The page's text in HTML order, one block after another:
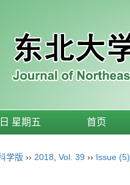
星期五 首页
学版 ›› 2018 Vol. 39 ›› Issue (5)